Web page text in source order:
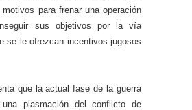
para frenar una operación
sus objetivos por la vía
se le ofrezcan incentivos jugosos
que la actual fase de la guerra
plasmación del conflicto de